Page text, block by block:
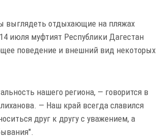
выглядеть отдыхающие на пляжах
июля муфтият Республики Дагестан
поведение и внешний вид некоторых
нашего региона, — говорится в
— Наш край всегда славился
друг к другу с уважением, а